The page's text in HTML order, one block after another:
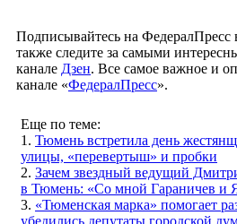
Подписывайтесь на ФедералПресс
также следите за самыми
канале Дзен. Все самое важное и
канале «ФедералПресс».
Еще по теме:
1. Тюмень встретила день
улицы, «перевертыш» и пробки
2. Зачем звездный ведущий
в Тюмень: «Со мной Гараничев и
3. «Тюменская марка» помогает
убедились депутаты городской